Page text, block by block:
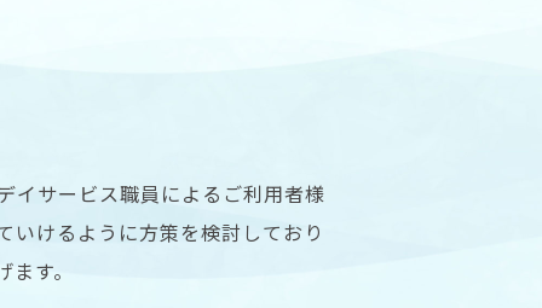
イサービス職員によるご利用者様
いけるように方策を検討しており
す。